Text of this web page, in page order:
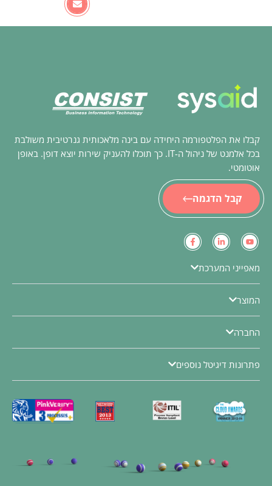
קבלו את הפלטפורמה היחידה עם בינה מלאכותית גנרטיבית משולבת
בכל אלמנט של ניהול ה-IT. כך תוכלו להעניק שירות יוצא דופן. באופן
אוטומטי.
קבל הדגמה
מאפייני המערכת
המוצר
החברה
פתרונות דיגיטל נוספים